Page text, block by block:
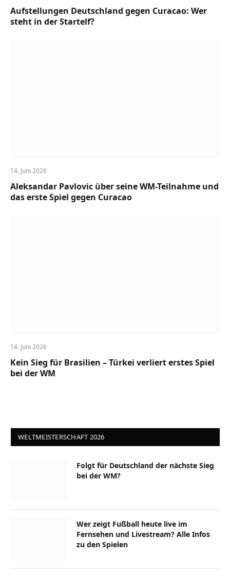
Aufstellungen Deutschland gegen Curacao: Wer
steht in der Startelf?
14. Juni 2026
Aleksandar Pavlovic über seine WM-Teilnahme und
das erste Spiel gegen Curacao
14. Juni 2026
Kein Sieg für Brasilien – Türkei verliert erstes Spiel
bei der WM
WELTMEISTERSCHAFT 2026
Folgt für Deutschland der nächste Sieg
bei der WM?
Wer zeigt Fußball heute live im
Fernsehen und Livestream? Alle Infos
zu den Spielen